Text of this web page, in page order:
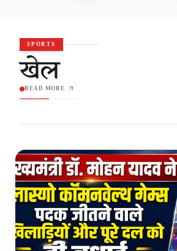
SPORTS
खेल
READ MORE